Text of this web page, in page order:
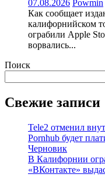
07.08.2026 Powmin
Как сообщает
калифорнийском
ограбили Apple
ворвались...
Поиск
Свежие записи
Tele2 отменил
Pornhub будет
Черновик
В Калифорнии
«ВКонтакте»